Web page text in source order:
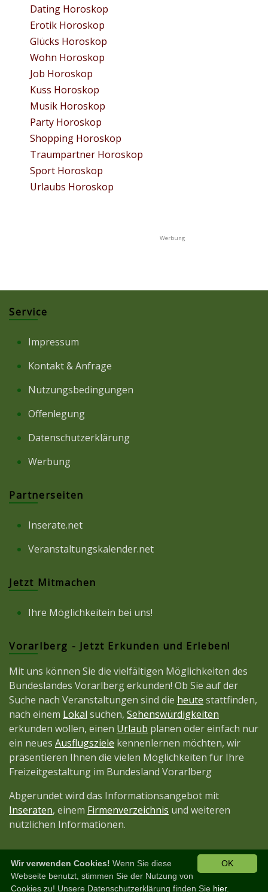
Dating Horoskop
Erotik Horoskop
Glücks Horoskop
Wohn Horoskop
Job Horoskop
Kuss Horoskop
Musik Horoskop
Party Horoskop
Shopping Horoskop
Traumpartner Horoskop
Sport Horoskop
Urlaubs Horoskop
Service
Impressum
Kontakt & Anfrage
Nutzungsbedingungen
Offenlegung
Datenschutzerklärung
Werbung
Partnerseiten
Inserate.net
Veranstaltungskalender.net
Jetzt Mitmachen
Ihre Möglichkeitein bei uns!
Vorarlberg - Jetzt Erkunden und Erleben!
Mit uns können Sie die vielfältigen Möglichkeiten des
Bundeslandes Vorarlberg erkunden! Ob Sie auf der
Suche nach Veranstaltungen sind die heute stattfinden,
nach einem Lokal suchen, Sehenswürdigkeiten
erkunden wollen, einen Urlaub planen oder einfach nur
ein neues Ausflugsziele kennenlernen möchten, wir
präsentieren Ihnen die vielen Möglichkeiten für Ihre
Freizeitgestaltung im Bundesland Vorarlberg
Abgerundet wird das Informationsangebot mit
Inseraten, einem Firmenverzeichnis und weiteren
nützlichen Informationen.
Diese Seite ist ein Projekt derJetztMedien.com OK
Wir verwenden Cookies! Wenn Sie diese
Webseite benutzt, stimmen Sie der Nutzung von
Cookies zu! Unsere Datenschutzerklärung finden Sie hier.